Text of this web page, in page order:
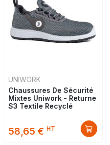
UNIWORK
Chaussures De Sécurité
Mixtes Uniwork - Returne
S3 Textile Recyclé
58,65 € HT